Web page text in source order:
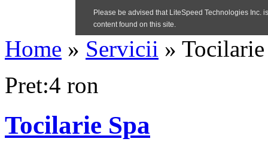
Home » Servicii » Tocilarie
Pret:4 ron
Tocilarie Spa